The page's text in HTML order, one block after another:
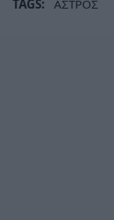
TAGS: ΑΣΤΡΟΣ